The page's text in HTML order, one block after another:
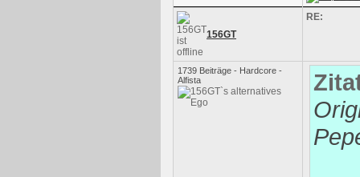
156GT
RE:
1739 Beiträge - Hardcore -
Alfista